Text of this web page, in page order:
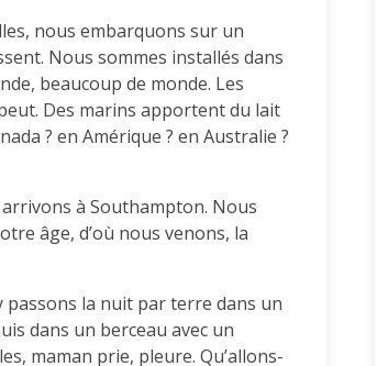
nous embarquons sur un
Nous sommes installés dans
beaucoup de monde. Les
Des marins apportent du lait
? en Amérique ? en Australie ?
à Southampton. Nous
âge, d’où nous venons, la
la nuit par terre dans un
dans un berceau avec un
maman prie, pleure. Qu’allons-